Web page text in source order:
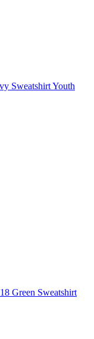
Sweatshirt Youth
Green Sweatshirt